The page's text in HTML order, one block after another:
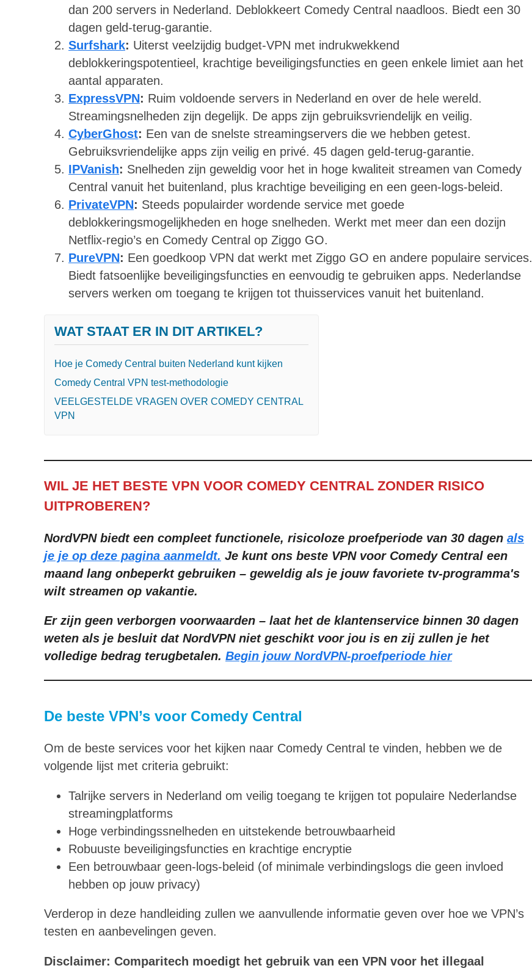
dan 200 servers in Nederland. Deblokkeert Comedy Central naadloos. Biedt een 30
dagen geld-terug-garantie.
Surfshark: Uiterst veelzijdig budget-VPN met indrukwekkend
deblokkeringspotentieel, krachtige beveiligingsfuncties en geen enkele limiet aan het
aantal apparaten.
ExpressVPN: Ruim voldoende servers in Nederland en over de hele wereld.
Streamingsnelheden zijn degelijk. De apps zijn gebruiksvriendelijk en veilig.
CyberGhost: Een van de snelste streamingservers die we hebben getest.
Gebruiksvriendelijke apps zijn veilig en privé. 45 dagen geld-terug-garantie.
IPVanish: Snelheden zijn geweldig voor het in hoge kwaliteit streamen van Comedy
Central vanuit het buitenland, plus krachtige beveiliging en een geen-logs-beleid.
PrivateVPN: Steeds populairder wordende service met goede
deblokkeringsmogelijkheden en hoge snelheden. Werkt met meer dan een dozijn
Netflix-regio’s en Comedy Central op Ziggo GO.
PureVPN: Een goedkoop VPN dat werkt met Ziggo GO en andere populaire services.
Biedt fatsoenlijke beveiligingsfuncties en eenvoudig te gebruiken apps. Nederlandse
servers werken om toegang te krijgen tot thuisservices vanuit het buitenland.
WAT STAAT ER IN DIT ARTIKEL?
Hoe je Comedy Central buiten Nederland kunt kijken
Comedy Central VPN test-methodologie
VEELGESTELDE VRAGEN OVER COMEDY CENTRAL
VPN
WIL JE HET BESTE VPN VOOR COMEDY CENTRAL ZONDER RISICO
UITPROBEREN?
NordVPN biedt een compleet functionele, risicoloze proefperiode van 30 dagen als
je je op deze pagina aanmeldt. Je kunt ons beste VPN voor Comedy Central een
maand lang onbeperkt gebruiken – geweldig als je jouw favoriete tv-programma's
wilt streamen op vakantie.
Er zijn geen verborgen voorwaarden – laat het de klantenservice binnen 30 dagen
weten als je besluit dat NordVPN niet geschikt voor jou is en zij zullen je het
volledige bedrag terugbetalen. Begin jouw NordVPN-proefperiode hier
De beste VPN’s voor Comedy Central
Om de beste services voor het kijken naar Comedy Central te vinden, hebben we de
volgende lijst met criteria gebruikt:
Talrijke servers in Nederland om veilig toegang te krijgen tot populaire Nederlandse
streamingplatforms
Hoge verbindingssnelheden en uitstekende betrouwbaarheid
Robuuste beveiligingsfuncties en krachtige encryptie
Een betrouwbaar geen-logs-beleid (of minimale verbindingslogs die geen invloed
hebben op jouw privacy)
Verderop in deze handleiding zullen we aanvullende informatie geven over hoe we VPN’s
testen en aanbevelingen geven.
Disclaimer: Comparitech moedigt het gebruik van een VPN voor het illegaal